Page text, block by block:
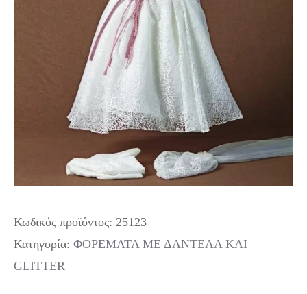
Κωδικός προϊόντος: 25123
Κατηγορία: ΦΟΡΕΜΑΤΑ ΜΕ ΔΑΝΤΕΛΑ ΚΑΙ
GLITTER